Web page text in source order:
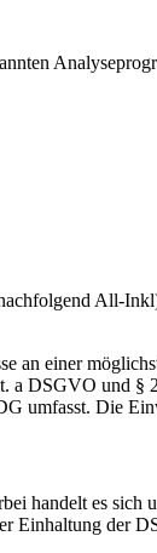
All-
einer
a DSGVO und
umfasst. Die
handelt es sich
Einhaltung der